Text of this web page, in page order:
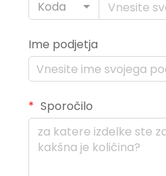
Koda
Ime podjetja
Sporočilo